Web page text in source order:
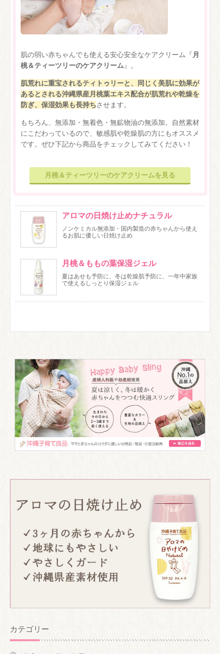
肌の弱い赤ちゃんでも使える安心安全なケアクリーム『 月
桃＆ティーツリーのケアクリーム 』。
肌荒れに重宝されるティトゥリーと、同じく美肌に効果が
あるとされる沖縄県産月桃葉エキス配合が肌荒れや乾燥を
防ぎ、保湿効果も長持ちさせます。
もちろん、無添加・無着色・無鉱物油の無添加。自然素材
にこだわっているので、敏感肌や乾燥肌の方にもオススメ
です。ぜひ下記から商品をチェックしてみてください！
月桃＆ティーツリーのケアクリームを見る
アロマの日焼け止めナチュラル
ノンケミカル無添加・国内製造の赤ちゃんから使え
るお肌に優しい日焼け止め
月桃＆ももの葉保湿ジェル
夏はあせも予防に、冬は乾燥肌予防に、一年中家族
で使えるしっとり保湿ジェル
カテゴリー